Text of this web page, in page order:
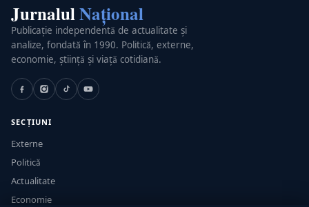
JurnalulNațional
Publicație independentă de actualitate și
analize, fondată în 1990. Politică, externe,
economie, știință și viață cotidiană.
SECȚIUNI
Externe
Politică
Actualitate
Economie